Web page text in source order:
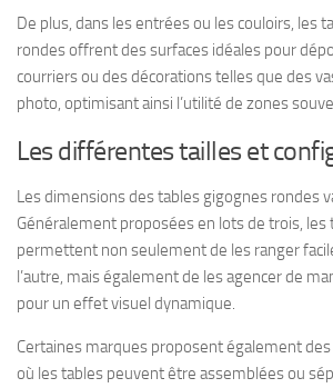
De plus, dans les entrées ou les couloirs, les
rondes offrent des surfaces idéales pour
courriers ou des décorations telles que des
photo, optimisant ainsi l’utilité de zones
Les différentes tailles et
Les dimensions des tables gigognes rondes
Généralement proposées en lots de trois, les
permettent non seulement de les ranger
l’autre, mais également de les agencer de
pour un effet visuel dynamique.
Certaines marques proposent également
où les tables peuvent être assemblées ou